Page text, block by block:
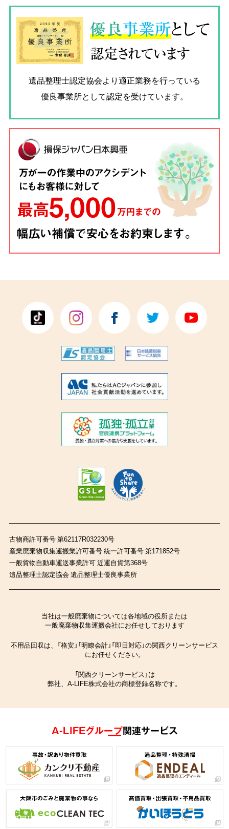
優良事業所として
認定されています
遺品整理士認定協会より適正業務を行っている
優良事業所として認定を受けています。
古物商許可番号 第62117R032230号
産業廃棄物収集運搬業許可番号 統一許可番号 第171852号
一般貨物自動車運送事業許可 近運自貨第368号
遺品整理士認定協会 遺品整理士優良事業所
当社は一般廃棄物については各地域の役所または
一般廃棄物収集運搬会社にお任せしております
不用品回収は、「格安」「明瞭会計」「即日対応」の関西クリーンサービス
にお任せください。
「関西クリーンサービス」は
弊社、A-LIFE株式会社の商標登録名称です。
A-LIFEグループ関連サービス